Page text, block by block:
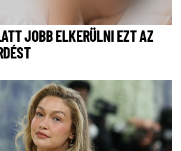
JOBB ELKERÜLNI EZT AZ